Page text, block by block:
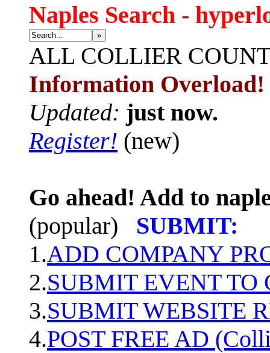
Naples Search -
»
ALL COLLIER
Information Overload!
Updated: just now.
Register! (new)
Go ahead! Add to
(popular)
SUBMIT:
1.ADD COMPANY
2.SUBMIT EVENT TO
3.SUBMIT WEBSITE
4.POST FREE AD